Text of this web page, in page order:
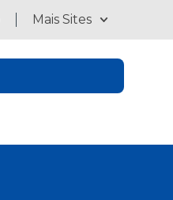
Mais Sites